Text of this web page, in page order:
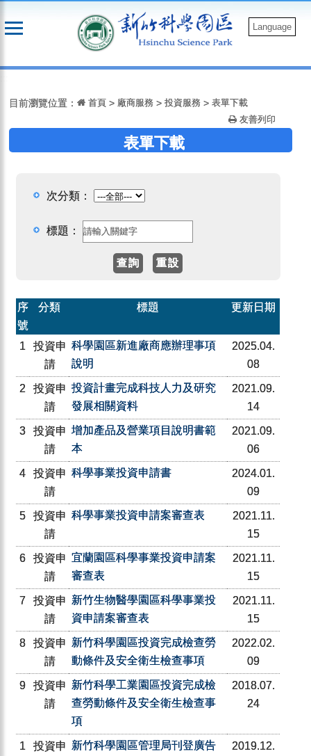
到
Language
目前瀏覽位置： 首頁 > 廠商服務 >投資服務 >表單下載
友善列印
表單下載
次分類：
標題：
序
號
分類 標題 更新日期
1
投資申
請
科學園區新進廠商應辦理事項
說明
2025.04.
08
2
投資申
請
投資計畫完成科技人力及研究
發展相關資料
2021.09.
14
3
投資申
請
增加產品及營業項目說明書範
本
2021.09.
06
4
投資申
請
科學事業投資申請書
2024.01.
09
5
投資申
請
科學事業投資申請案審查表
2021.11.
15
6
投資申
請
宜蘭園區科學事業投資申請案
審查表
2021.11.
15
7
投資申
請
新竹生物醫學園區科學事業投
資申請案審查表
2021.11.
15
8
投資申
請
新竹科學園區投資完成檢查勞
動條件及安全衛生檢查事項
2022.02.
09
9
投資申
請
新竹科學工業園區投資完成檢
查勞動條件及安全衛生檢查事
項
2018.07.
24
1
投資申 新竹科學園區管理局刊登廣告
2019.12.